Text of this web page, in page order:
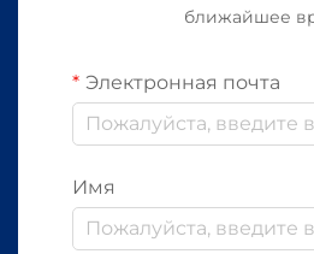
ближайшее
Электронная почта
Имя